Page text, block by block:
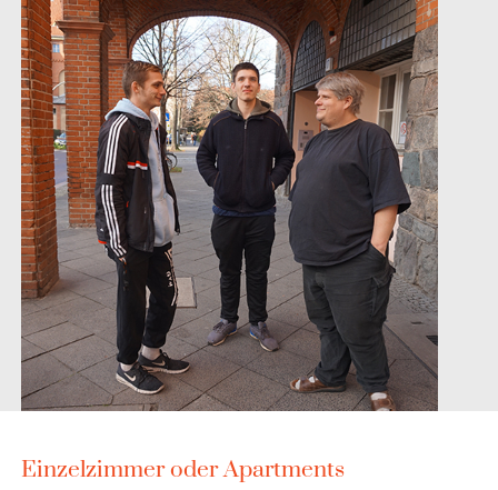
Einzelzimmer oder Apartments